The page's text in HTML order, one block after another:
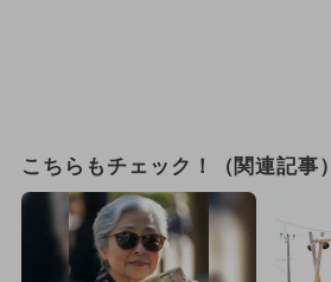
こちらもチェック！（関連記事）